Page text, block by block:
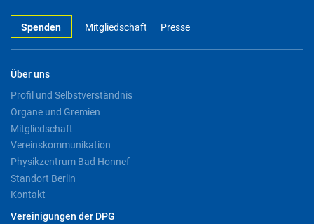
Spenden Mitgliedschaft Presse
Über uns
Profil und Selbstverständnis
Organe und Gremien
Mitgliedschaft
Vereinskommunikation
Physikzentrum Bad Honnef
Standort Berlin
Kontakt
Vereinigungen der DPG